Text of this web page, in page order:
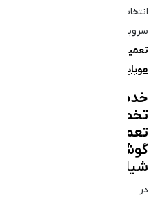
انتخاب
سرویس:
تعمیر
موبایل
خدمات
تخصصی
تعمیر
گوشی
شیائومی
در